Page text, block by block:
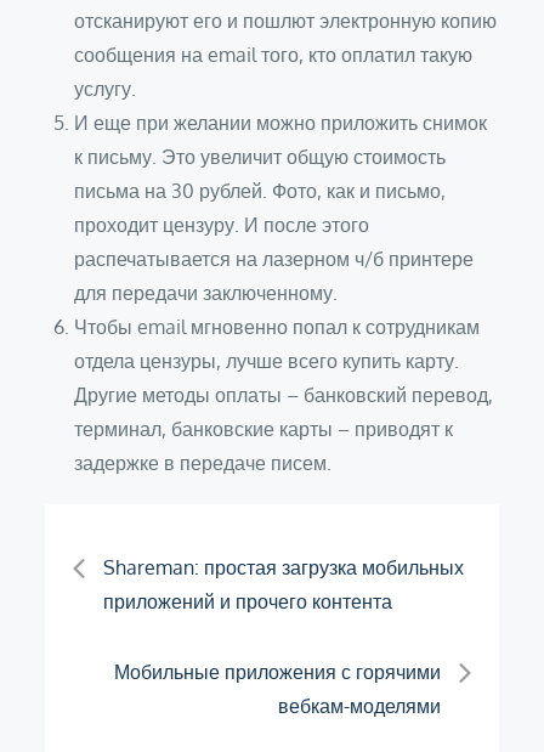
отсканируют его и пошлют электронную копию
сообщения на email того, кто оплатил такую
услугу.
И еще при желании можно приложить снимок
к письму. Это увеличит общую стоимость
письма на 30 рублей. Фото, как и письмо,
проходит цензуру. И после этого
распечатывается на лазерном ч/б принтере
для передачи заключенному.
Чтобы email мгновенно попал к сотрудникам
отдела цензуры, лучше всего купить карту.
Другие методы оплаты – банковский перевод,
терминал, банковские карты – приводят к
задержке в передаче писем.
Навигация
по
записям
Shareman: простая загрузка мобильных
приложений и прочего контента
Мобильные приложения с горячими
вебкам-моделями